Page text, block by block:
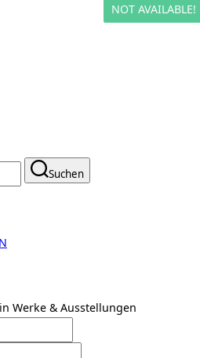
Suchen
Werke & Ausstellungen
NOT AVAILABLE!